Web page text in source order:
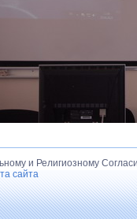
и Религиозному
сайта